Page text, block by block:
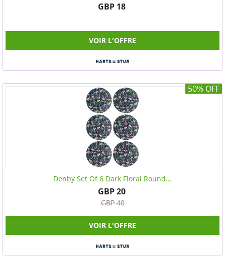
GBP 18
VOIR L'OFFRE
50% OFF
Denby Set Of 6 Dark Floral Round...
GBP 20
GBP 40
VOIR L'OFFRE